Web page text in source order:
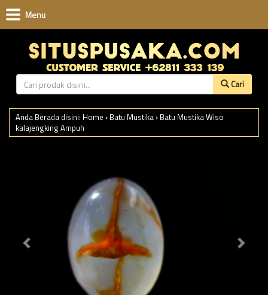
Cari
Menu
Anda Berada disini: Home › Batu Mustika › Batu Mustika Wiso
kalajengking Ampuh